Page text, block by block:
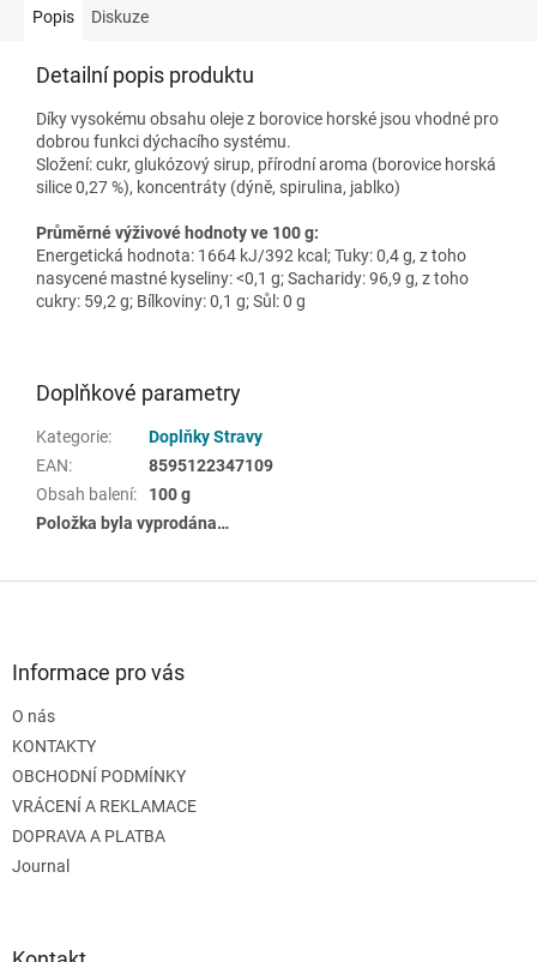
Popis Diskuze
Detailní popis produktu
Díky vysokému obsahu oleje z borovice horské jsou vhodné pro
dobrou funkci dýchacího systému.
Složení: cukr, glukózový sirup, přírodní aroma (borovice horská
silice 0,27 %), koncentráty (dýně, spirulina, jablko)
Průměrné výživové hodnoty ve 100 g:
Energetická hodnota: 1664 kJ/392 kcal; Tuky: 0,4 g, z toho
nasycené mastné kyseliny: <0,1 g; Sacharidy: 96,9 g, z toho
cukry: 59,2 g; Bílkoviny: 0,1 g; Sůl: 0 g
Doplňkové parametry
Kategorie:
Doplňky Stravy
EAN:
8595122347109
Obsah balení:
100 g
Položka byla vyprodána…
Informace pro vás
O nás
KONTAKTY
OBCHODNÍ PODMÍNKY
VRÁCENÍ A REKLAMACE
DOPRAVA A PLATBA
Journal